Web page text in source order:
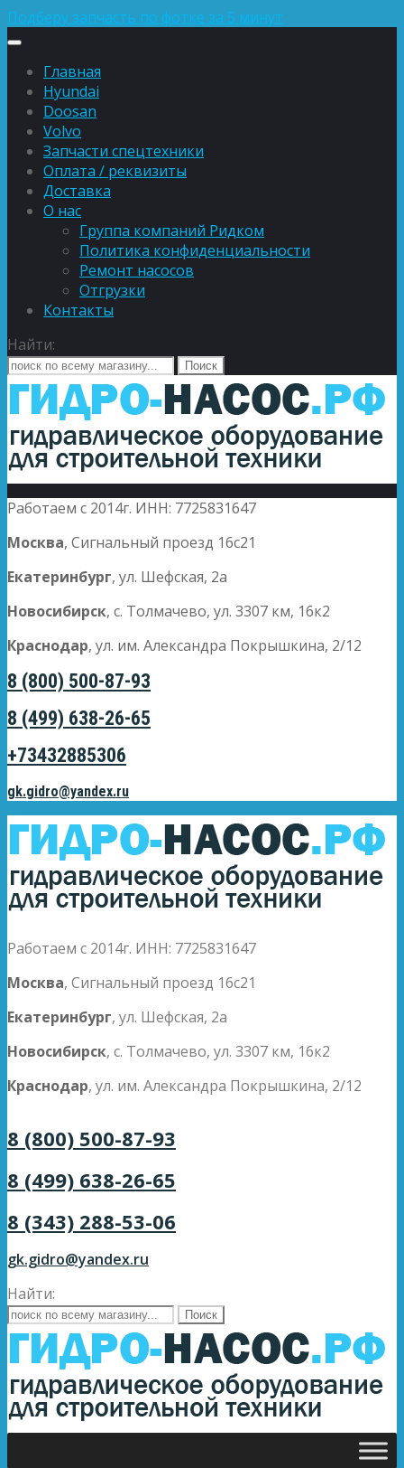
Подберу запчасть по фотке за 5 минут
Главная
Hyundai
Doosan
Volvo
Запчасти спецтехники
Оплата / реквизиты
Доставка
О нас
Группа компаний Ридком
Политика конфиденциальности
Ремонт насосов
Отгрузки
Контакты
Найти:
Работаем с 2014г. ИНН: 7725831647
Москва, Сигнальный проезд 16с21
Екатеринбург, ул. Шефская, 2а
Новосибирск, с. Толмачево, ул. 3307 км, 16к2
Краснодар, ул. им. Александра Покрышкина, 2/12
8 (800) 500-87-93
8 (499) 638-26-65
+73432885306
gk.gidro@yandex.ru
Работаем с 2014г. ИНН: 7725831647
Москва, Сигнальный проезд 16с21
Екатеринбург, ул. Шефская, 2а
Новосибирск, с. Толмачево, ул. 3307 км, 16к2
Краснодар, ул. им. Александра Покрышкина, 2/12
8 (800) 500-87-93
8 (499) 638-26-65
8 (343) 288-53-06
gk.gidro@yandex.ru
Найти: